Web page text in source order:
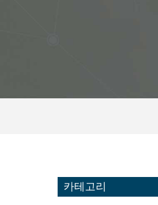
카테고리